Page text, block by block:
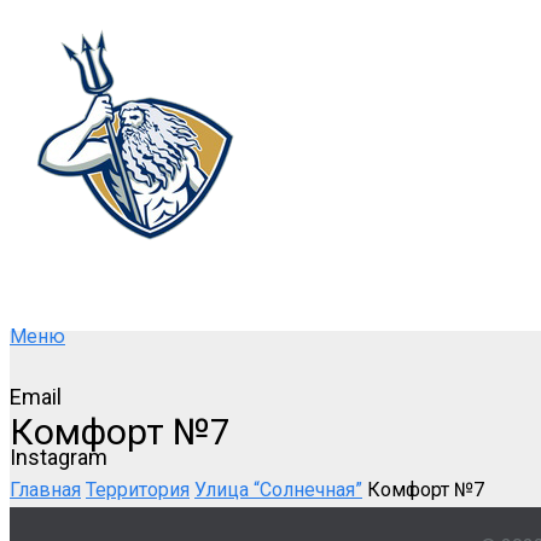
Меню
Email
Instagram
Комфорт №7
Главная Территория Улица “Солнечная” Комфорт №7